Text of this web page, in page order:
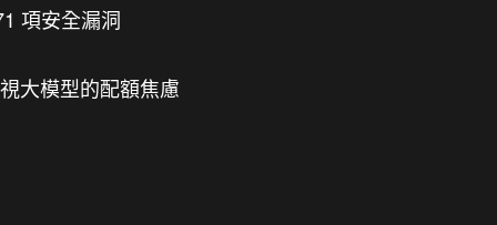
項安全漏洞
大模型的配額焦慮